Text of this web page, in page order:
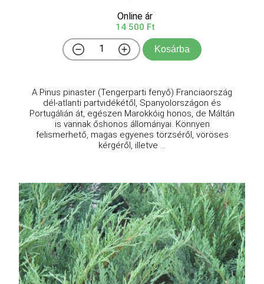
Online ár
14 500 Ft
Kosárba
A Pinus pinaster (Tengerparti fenyő) Franciaország
dél-atlanti partvidékétől, Spanyolországon és
Portugálián át, egészen Marokkóig honos, de Máltán
is vannak őshonos állományai. Könnyen
felismerhető, magas egyenes törzséről, vöröses
kérgéről, illetve ...